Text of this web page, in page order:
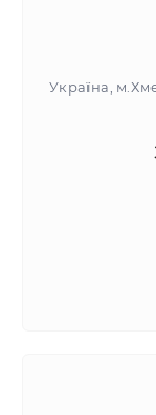
Україна,